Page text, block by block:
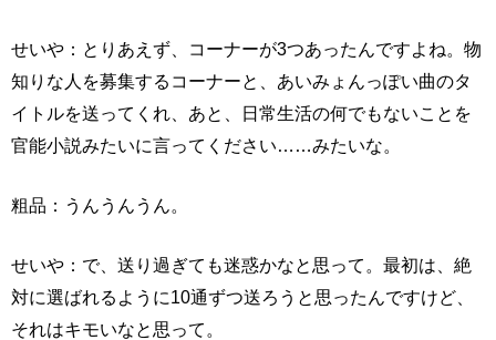
せいや：とりあえず、コーナーが3つあったんですよね。物
知りな人を募集するコーナーと、あいみょんっぽい曲のタ
イトルを送ってくれ、あと、日常生活の何でもないことを
官能小説みたいに言ってください……みたいな。
粗品：うんうんうん。
せいや：で、送り過ぎても迷惑かなと思って。最初は、絶
対に選ばれるように10通ずつ送ろうと思ったんですけど、
それはキモいなと思って。